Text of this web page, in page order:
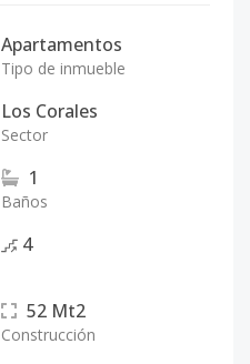
Apartamentos
Tipo de inmueble
Los Corales
Sector
1
Baños
4
52 Mt2
Construcción